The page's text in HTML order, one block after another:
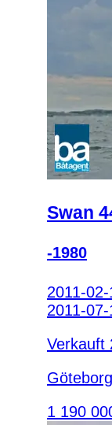
Swan
-1980
2011-
2011-
Verkauft
Göteborg
1 190